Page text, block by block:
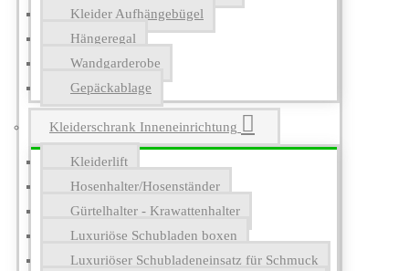
Kleider Aufhängebügel
Hängeregal
Wandgarderobe
Gepäckablage
Kleiderschrank Inneneinrichtung
Kleiderlift
Hosenhalter/Hosenständer
Gürtelhalter - Krawattenhalter
Luxuriöse Schubladen boxen
Luxuriöser Schubladeneinsatz für Schmuck